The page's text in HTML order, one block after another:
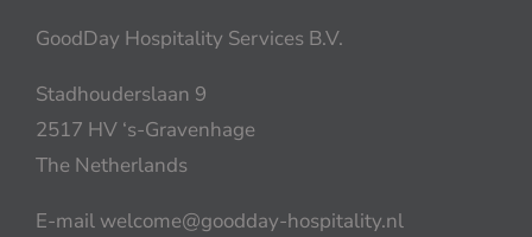
GoodDay Hospitality Services B.V.
Stadhouderslaan 9
2517 HV ‘s-Gravenhage
The Netherlands
E-mail welcome@goodday-hospitality.nl